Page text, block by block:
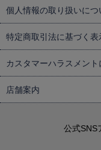
個人情報の取り扱いにつ
特定商取引法に基づく表
カスタマーハラスメン
店舗案内
公式SNS